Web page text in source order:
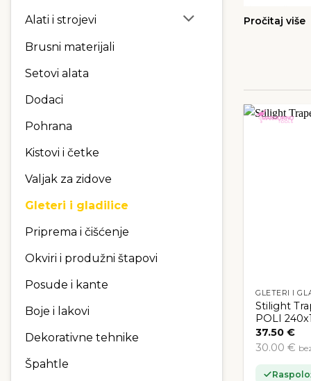
Alati i strojevi
Brusni materijali
Setovi alata
Dodaci
Pohrana
Kistovi i četke
Valjak za zidove
Gleteri i gladilice
Priprema i čišćenje
Okviri i produžni štapovi
Posude i kante
Boje i lakovi
Dekorativne tehnike
Špahtle
Neovisno o
Pročitaj više
GLETERI I
Stilight
POLI
37.50€
30.00 €